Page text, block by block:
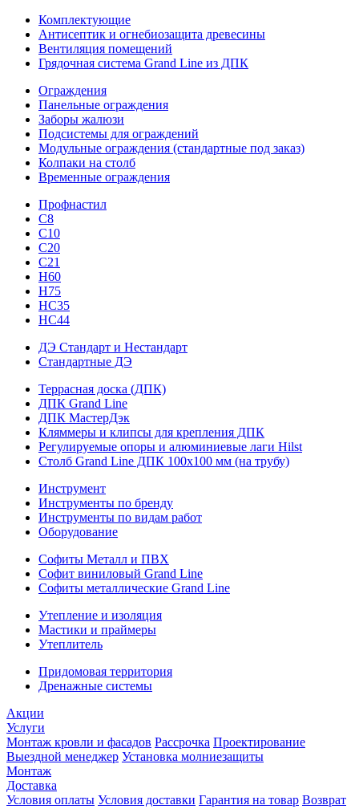
Комплектующие
Антисептик и огнебиозащита древесины
Вентиляция помещений
Грядочная система Grand Line из ДПК
Ограждения
Панельные ограждения
Заборы жалюзи
Подсистемы для ограждений
Модульные ограждения (стандартные под заказ)
Колпаки на столб
Временные ограждения
Профнастил
С8
С10
С20
С21
H60
H75
HС35
НС44
ДЭ Стандарт и Нестандарт
Стандартные ДЭ
Террасная доска (ДПК)
ДПК Grand Line
ДПК МастерДэк
Кляммеры и клипсы для крепления ДПК
Регулируемые опоры и алюминиевые лаги Hilst
Столб Grand Line ДПК 100х100 мм (на трубу)
Инструмент
Инструменты по бренду
Инструменты по видам работ
Оборудование
Софиты Металл и ПВХ
Софит виниловый Grand Line
Софиты металлические Grand Line
Утепление и изоляция
Мастики и праймеры
Утеплитель
Придомовая территория
Дренажные системы
Акции
Услуги
Монтаж кровли и фасадов Рассрочка Проектирование
Выездной менеджер Установка молниезащиты
Монтаж
Доставка
Условия оплаты Условия доставки Гарантия на товар Возврат